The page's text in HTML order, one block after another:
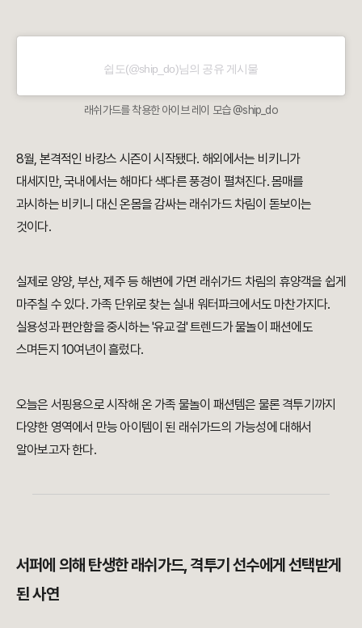
쉽도(@ship_do)님의 공유 게시물
래쉬가드를 착용한 아이브 레이 모습 @ship_do
8월, 본격적인 바캉스 시즌이 시작됐다. 해외에서는 비키니가
대세지만, 국내에서는 해마다 색다른 풍경이 펼쳐진다. 몸매를
과시하는 비키니 대신 온몸을 감싸는 래쉬가드 차림이 돋보이는
것이다.
실제로 양양, 부산, 제주 등 해변에 가면 래쉬가드 차림의 휴양객을 쉽게
마주칠 수 있다. 가족 단위로 찾는 실내 워터파크에서도 마찬가지다.
실용성과 편안함을 중시하는 '유교걸' 트렌드가 물놀이 패션에도
스며든지 10여년이 흘렀다.
오늘은 서핑용으로 시작해 온 가족 물놀이 패션템은 물론 격투기까지
다양한 영역에서 만능 아이템이 된 래쉬가드의 가능성에 대해서
알아보고자 한다.
서퍼에 의해 탄생한 래쉬가드, 격투기 선수에게 선택받게
된 사연